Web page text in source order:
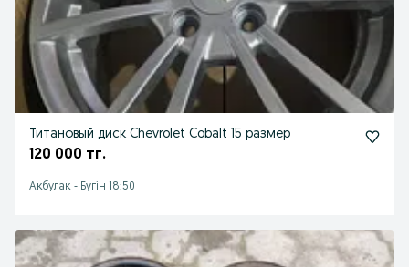
Титановый диск Chevrolet Cobalt 15 размер
120 000 тг.
Акбулак - Бүгін 18:50